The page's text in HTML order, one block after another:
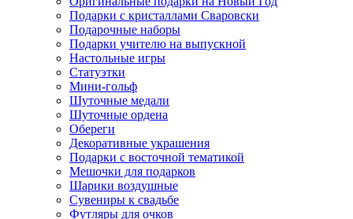
Подарки с кристаллами Сваровски
Подарочные наборы
Подарки учителю на выпускной
Настольные игры
Статуэтки
Мини-гольф
Шуточные медали
Шуточные ордена
Обереги
Декоративные украшения
Подарки с восточной тематикой
Мешочки для подарков
Шарики воздушные
Сувениры к свадьбе
Футляры для очков